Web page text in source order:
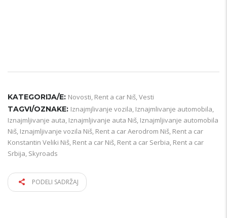
KATEGORIJA/E: Novosti Rent a car Niš Vesti
TAGVI/OZNAKE: Iznajmjlivanje vozila Iznajmlivanje automobila
Iznajmljivanje auta Iznajmljivanje auta Niš Iznajmljivanje automobila
Niš Iznajmljivanje vozila Niš Rent a car Aerodrom Niš Rent a car
Konstantin Veliki Niš Rent a car Niš Rent a car Serbia Rent a car
Srbija Skyroads
PODELI SADRŽAJ